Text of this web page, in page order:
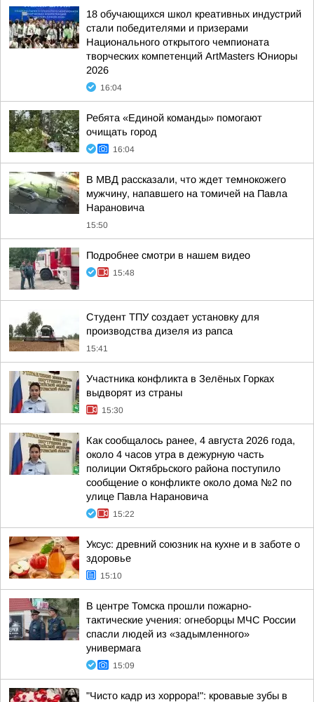
18 обучающихся школ креативных индустрий
стали победителями и призерами
Национального открытого чемпионата
творческих компетенций ArtMasters Юниоры
2026
16:04
Ребята «Единой команды» помогают
очищать город
16:04
В МВД рассказали, что ждет темнокожего
мужчину, напавшего на томичей на Павла
Нарановича
15:50
Подробнее смотри в нашем видео
15:48
Студент ТПУ создает установку для
производства дизеля из рапса
15:41
Участника конфликта в Зелёных Горках
выдворят из страны
15:30
Как сообщалось ранее, 4 августа 2026 года,
около 4 часов утра в дежурную часть
полиции Октябрьского района поступило
сообщение о конфликте около дома №2 по
улице Павла Нарановича
15:22
Уксус: древний союзник на кухне и в заботе о
здоровье
15:10
В центре Томска прошли пожарно-
тактические учения: огнеборцы МЧС России
спасли людей из «задымленного»
универмага
15:09
"Чисто кадр из хоррора!": кровавые зубы в